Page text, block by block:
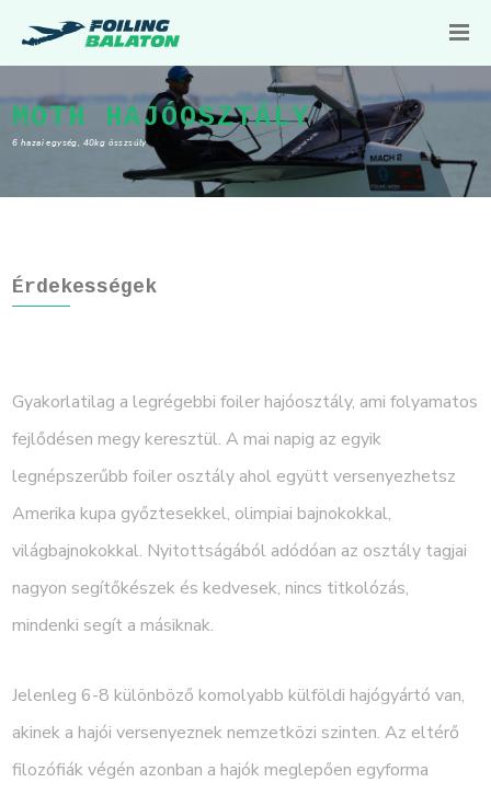
MOTH HAJÓOSZTÁLY
6 hazai egység, 40kg összsúly
Érdekességek
Gyakorlatilag a legrégebbi foiler hajóosztály, ami folyamatos
fejlődésen megy keresztül. A mai napig az egyik
legnépszerűbb foiler osztály ahol együtt versenyezhetsz
Amerika kupa győztesekkel, olimpiai bajnokokkal,
világbajnokokkal. Nyitottságából adódóan az osztály tagjai
nagyon segítőkészek és kedvesek, nincs titkolózás,
mindenki segít a másiknak.
Jelenleg 6-8 különböző komolyabb külföldi hajógyártó van,
akinek a hajói versenyeznek nemzetközi szinten. Az eltérő
filozófiák végén azonban a hajók meglepően egyforma